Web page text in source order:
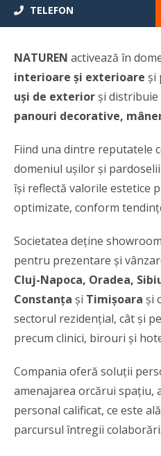
TELEFON
NATUREN activează în
interioare şi exterioare şi
uși de exterior și distribuie
panouri decorative,
Fiind una dintre reputatele
domeniul ușilor și
își reflectă valorile estetice
optimizate, conform
Societatea deține
pentru prezentare și
Cluj-Napoca, Oradea,
Constanța și Timișoara și
sectorul rezidențial, cât și
precum clinici, birouri și
Compania oferă soluţii
amenajarea orcărui spaţiu,
personal calificat, ce este
parcursul întregii colaborări.